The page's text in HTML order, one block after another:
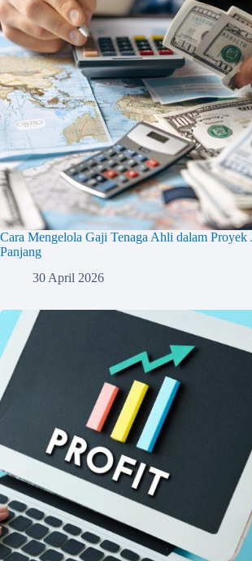
Cara Mengelola Gaji Tenaga Ahli dalam Proyek
Panjang
30 April 2026